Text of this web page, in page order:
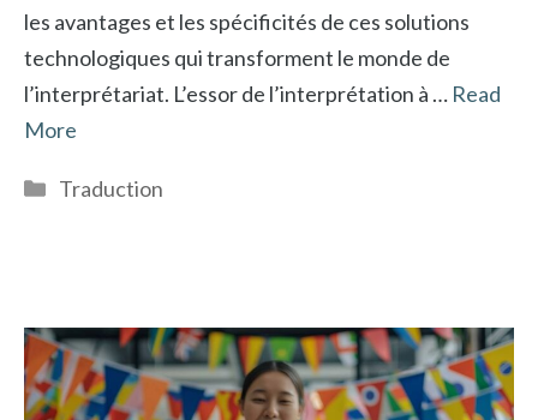
les avantages et les spécificités de ces solutions
technologiques qui transforment le monde de
l’interprétariat. L’essor de l’interprétation à … Read
More
Catégories
Traduction